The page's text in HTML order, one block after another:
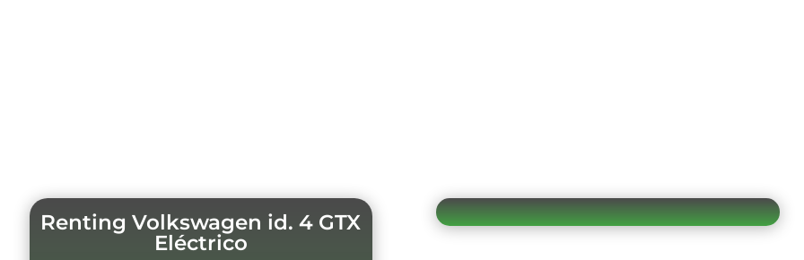
Renting Volkswagen id. 4 GTX
Eléctrico